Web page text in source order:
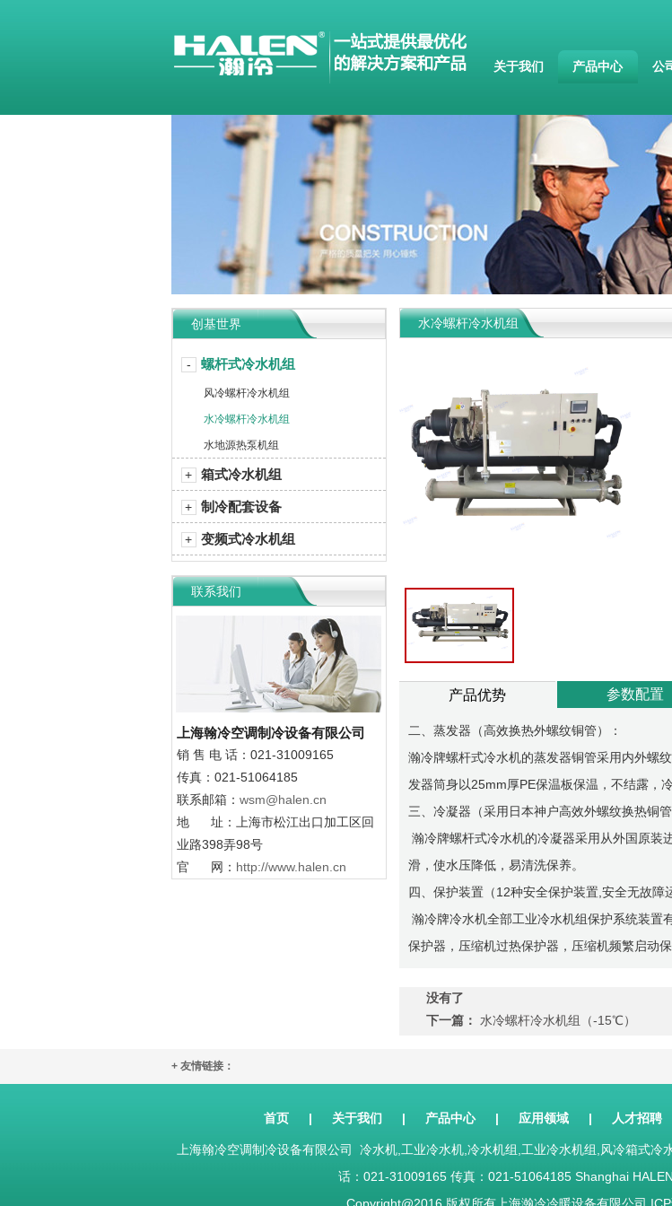
关于我们 产品中心 公
创基世界
- 螺杆式冷水机组
风冷螺杆冷水机组
水冷螺杆冷水机组
水地源热泵机组
+ 箱式冷水机组
+ 制冷配套设备
+ 变频式冷水机组
联系我们
上海翰冷空调制冷设备有限公司
销 售 电 话：021-31009165
传真：021-51064185
联系邮箱： wsm@halen.cn
地 址：上海市松江出口加工区回
业路398弄98号
官 网： http://www.halen.cn
水冷螺杆冷水机组
产品优势 参数配置
二、蒸发器（高效换热外螺纹铜管）：
瀚冷牌螺杆式冷水机的蒸发器铜管采用内外螺
发器筒身以25mm厚PE保温板保温，不结露，冷
三、冷凝器（采用日本神户高效外螺纹换热铜管
瀚冷牌螺杆式冷水机的冷凝器采用从外国原装
滑，使水压降低，易清洗保养。
四、保护装置（12种安全保护装置,安全无故障
瀚冷牌冷水机全部工业冷水机组保护系统装置
保护器，压缩机过热保护器，压缩机频繁启动保
没有了
下一篇：
水冷螺杆冷水机组（-15℃）
+ 友情链接：
首页 | 关于我们 | 产品中心 | 应用领域 | 人才招聘
上海翰冷空调制冷设备有限公司 冷水机,工业冷水机,冷水机组,工业冷水机组,风冷箱
话：021-31009165 传真：021-51064185 Shanghai